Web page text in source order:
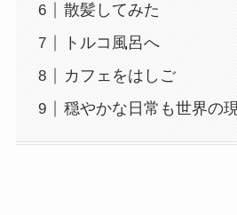
散髪してみた
トルコ風呂へ
カフェをはしご
穏やかな日常も世界の